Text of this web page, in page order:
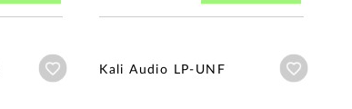
Añadir a wishlist
Kali Audio LP-UNF